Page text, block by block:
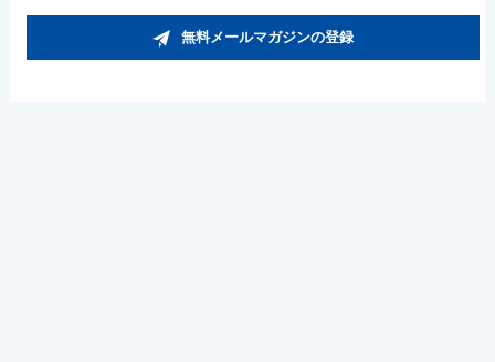
無料メールマガジンの登録